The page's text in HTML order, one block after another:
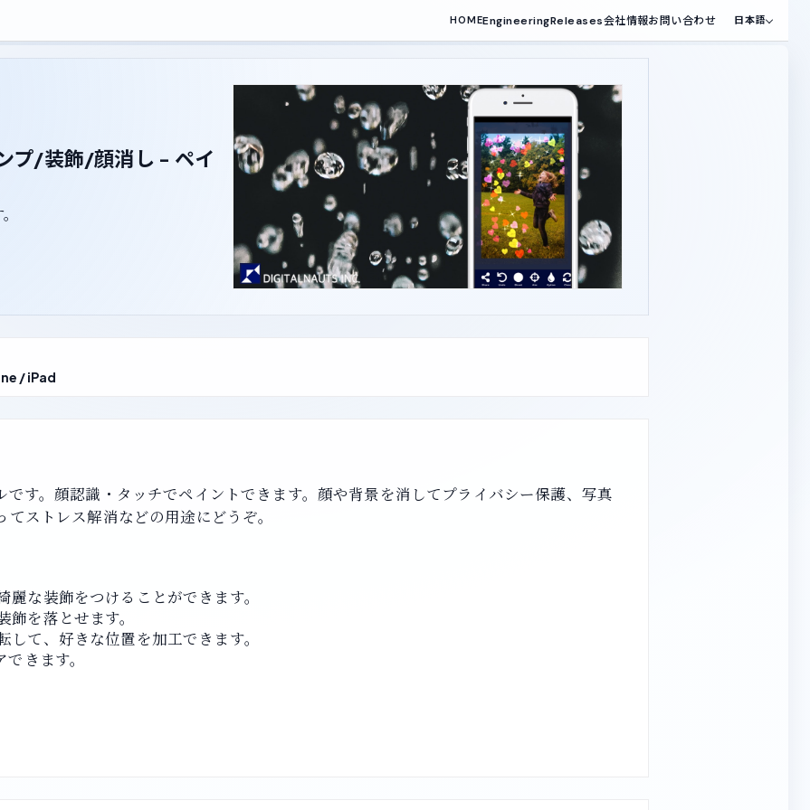
HOMEEngineeringReleases会社情報お問い合わせ 日本語
プ/装飾/顔消し - ペイ
/ iPad
す。顔認識・タッチでペイントできます。顔や背景を消してプライバシー保護、写真
ストレス解消などの用途にどうぞ。
な装飾をつけることができます。
を落とせます。
て、好きな位置を加工できます。
きます。